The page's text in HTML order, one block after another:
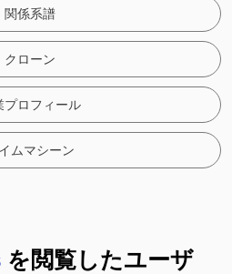
関係系譜
クローン
プロフィール
ムマシーン
を閲覧したユーザ